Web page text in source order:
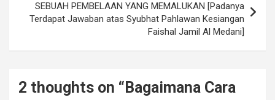
SEBUAH PEMBELAAN YANG MEMALUKAN [Padanya
Terdapat Jawaban atas Syubhat Pahlawan Kesiangan
Faishal Jamil Al Medani]
2 thoughts on “ Bagaimana Cara